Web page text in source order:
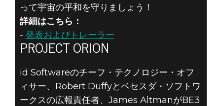
って宇宙の平和を守りましょう！
詳細はこちら：
- 発表およびトレーラー
PROJECT ORION
id Softwareのチーフ・テクノロジー・オフ
ィサー、Robert Duffyとベセスダ・ソフトワ
ークスの広報責任者、James AltmanがBE3